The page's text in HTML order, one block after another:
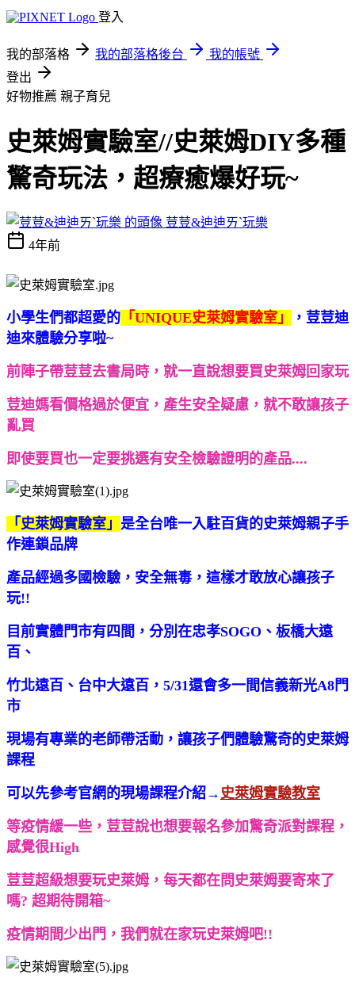
登入
我的部落格 我的部落格後台
我的帳號
登出
好物推薦 親子育兒
史萊姆實驗室//史萊姆DIY多種
驚奇玩法，超療癒爆好玩~
荳荳&迪迪ㄞˋ玩樂
4年前
小學生們都超愛的 「UNIQUE史萊姆實驗室」
，荳荳迪
迪來體驗分享啦~
前陣子帶荳荳去書局時，就一直說想要買史萊姆回家玩
荳迪媽看價格過於便宜，產生安全疑慮，就不敢讓孩子
亂買
即使要買也一定要挑選有安全檢驗證明的產品....
「史萊姆實驗室」 是全台唯一入駐百貨的史萊姆親子手
作連鎖品牌
產品經過多國檢驗，安全無毒 ，這樣才敢放心讓孩子
玩!!
目前實體門市有四間，分別在忠孝SOGO、板橋大遠
百、
竹北遠百、台中大遠百，5/31還會多一間信義新光A8門
市
現場有專業的老師帶活動，讓孩子們體驗驚奇的史萊姆
課程
可以先參考官網的現場課程介紹→ 史萊姆實驗教室
等疫情緩一些，荳荳說也想要報名參加驚奇派對課程，
感覺很High
荳荳超級想要玩史萊姆，每天都在問史萊姆要寄來了
嗎? 超期待開箱~
疫情期間少出門，我們就在家玩史萊姆吧!!